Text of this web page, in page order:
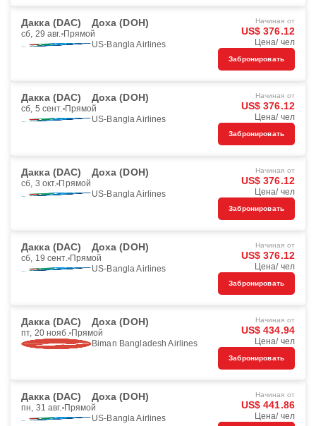
Дакка (DAC) Доха (DOH)
сб, 29 авг. Прямой
US-Bangla Airlines
Начиная от
US$ 376.12
Цена/ чел
Забронировать
Дакка (DAC) Доха (DOH)
сб, 5 сент. Прямой
US-Bangla Airlines
Начиная от
US$ 376.12
Цена/ чел
Забронировать
Дакка (DAC) Доха (DOH)
сб, 3 окт. Прямой
US-Bangla Airlines
Начиная от
US$ 376.12
Цена/ чел
Забронировать
Дакка (DAC) Доха (DOH)
сб, 19 сент. Прямой
US-Bangla Airlines
Начиная от
US$ 376.12
Цена/ чел
Забронировать
Дакка (DAC) Доха (DOH)
пт, 20 нояб. Прямой
Biman Bangladesh Airlines
Начиная от
US$ 434.94
Цена/ чел
Забронировать
Дакка (DAC) Доха (DOH)
пн, 31 авг. Прямой
US-Bangla Airlines
Начиная от
US$ 441.86
Цена/ чел